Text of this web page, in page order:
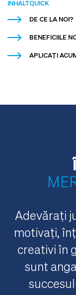
INHALTQUICK
DE CE LA NOI?
BENEFICIILE
APLICAȚI
Adevărați
motivați,
creativi în
sunt